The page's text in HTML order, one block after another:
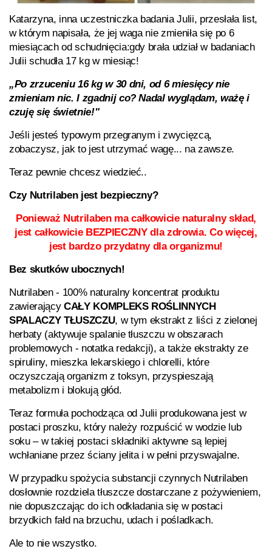
Katarzyna, inna uczestniczka badania Julii, przesłała list,
w którym napisała, że jej waga nie zmieniła się po 6
miesiącach od schudnięcia:gdy brała udział w badaniach
Julii schudła 17 kg w miesiąc!
„Po zrzuceniu 16 kg w 30 dni, od 6 miesięcy nie
zmieniam nic. I zgadnij co? Nadal wyglądam, ważę i
czuję się świetnie!"
Jeśli jesteś typowym przegranym i zwycięzcą,
zobaczysz, jak to jest utrzymać wagę... na zawsze.
Teraz pewnie chcesz wiedzieć..
Czy Nutrilaben jest bezpieczny?
Ponieważ Nutrilabenma całkowicie naturalny skład,
jest całkowicie BEZPIECZNY dla zdrowia. Co więcej,
jest bardzo przydatny dla organizmu!
Bez skutków ubocznych!
Nutrilaben - 100% naturalny koncentrat produktu
zawierający CAŁY KOMPLEKS ROŚLINNYCH
SPALACZY TŁUSZCZU, w tym ekstrakt z liści z zielonej
herbaty (aktywuje spalanie tłuszczu w obszarach
problemowych - notatka redakcji), a także ekstrakty ze
spiruliny, mieszka lekarskiego i chlorelli, które
oczyszczają organizm z toksyn, przyspieszają
metabolizm i blokują głód.
Teraz formuła pochodząca od Julii produkowana jest w
postaci proszku, który należy rozpuścić w wodzie lub
soku – w takiej postaci składniki aktywne są lepiej
wchłaniane przez ściany jelita i w pełni przyswajalne.
W przypadku spożycia substancji czynnych Nutrilaben
dosłownie rozdziela tłuszcze dostarczane z pożywieniem,
nie dopuszczając do ich odkładania się w postaci
brzydkich fałd na brzuchu, udach i pośladkach.
Ale to nie wszystko.